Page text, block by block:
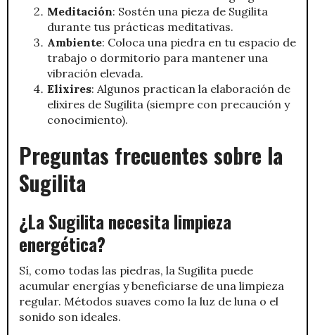
Meditación: Sostén una pieza de Sugilita
durante tus prácticas meditativas.
Ambiente: Coloca una piedra en tu espacio de
trabajo o dormitorio para mantener una
vibración elevada.
Elixires: Algunos practican la elaboración de
elixires de Sugilita (siempre con precaución y
conocimiento).
Preguntas frecuentes sobre la
Sugilita
¿La Sugilita necesita limpieza
energética?
Sí, como todas las piedras, la Sugilita puede
acumular energías y beneficiarse de una limpieza
regular. Métodos suaves como la luz de luna o el
sonido son ideales.